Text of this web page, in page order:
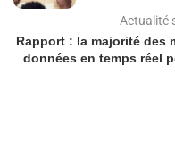
Actualité
Rapport : la majorité des
données en temps réel